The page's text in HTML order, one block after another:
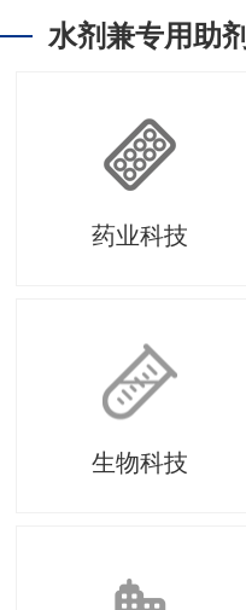
水剂兼专用助剂
药业科技
生物科技